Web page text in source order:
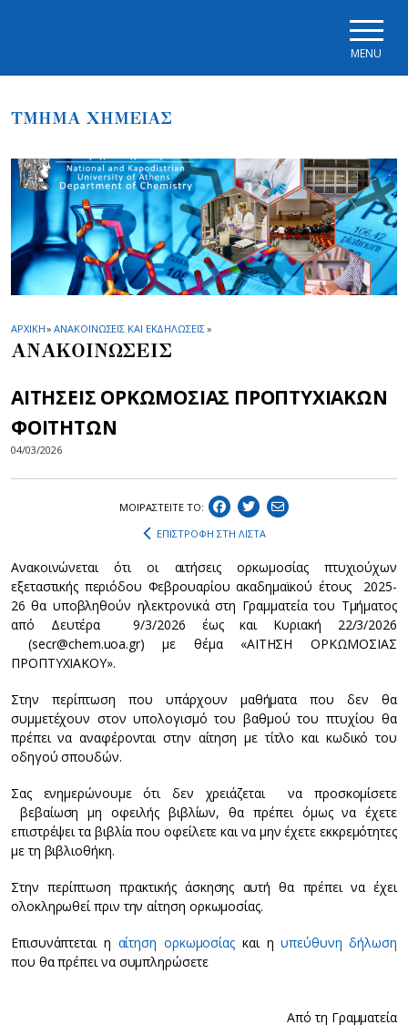
MENU
ΤΜΗΜΑ ΧΗΜΕΙΑΣ
ΑΡΧΙΚΗ» ΑΝΑΚΟΙΝΩΣΕΙΣ ΚΑΙ ΕΚΔΗΛΩΣΕΙΣ»
ΑΝΑΚΟΙΝΩΣΕΙΣ
ΑΙΤΗΣΕΙΣ ΟΡΚΩΜΟΣΙΑΣ ΠΡΟΠΤΥΧΙΑΚΩΝ
ΦΟΙΤΗΤΩΝ
04/03/2026
ΜΟΙΡΑΣΤEIΤΕ ΤΟ:
ΕΠΙΣΤΡΟΦΗ ΣΤΗ ΛΙΣΤΑ
Ανακοινώνεται ότι οι αιτήσεις ορκωμοσίας πτυχιούχων
εξεταστικής περιόδου Φεβρουαρίου ακαδημαϊκού έτους 2025-
26 θα υποβληθούν ηλεκτρονικά στη Γραμματεία του Τμήματος
από Δευτέρα 9/3/2026 έως και Κυριακή 22/3/2026
(secr@chem.uoa.gr) με θέμα «ΑΙΤΗΣΗ ΟΡΚΩΜΟΣΙΑΣ
ΠΡΟΠΤΥΧΙΑΚΟΥ».
Στην περίπτωση που υπάρχουν μαθήματα που δεν θα
συμμετέχουν στον υπολογισμό του βαθμού του πτυχίου θα
πρέπει να αναφέρονται στην αίτηση με τίτλο και κωδικό του
οδηγού σπουδών.
Σας ενημερώνουμε ότι δεν χρειάζεται να προσκομίσετε
βεβαίωση μη οφειλής βιβλίων, θα πρέπει όμως να έχετε
επιστρέψει τα βιβλία που οφείλετε και να μην έχετε εκκρεμότητες
με τη βιβλιοθήκη.
Στην περίπτωση πρακτικής άσκησης αυτή θα πρέπει να έχει
ολοκληρωθεί πριν την αίτηση ορκωμοσίας.
Επισυνάπτεται η αίτηση ορκωμοσίας και ηυπεύθυνη δήλωση
που θα πρέπει να συμπληρώσετε
Από τη Γραμματεία